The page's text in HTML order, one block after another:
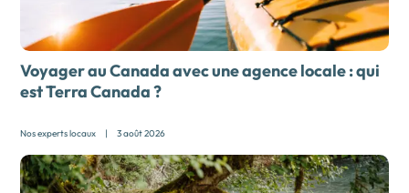
Voyager au Canada avec une agence locale :qui
est Terra Canada ?
Nos experts locaux | 3 août 2026